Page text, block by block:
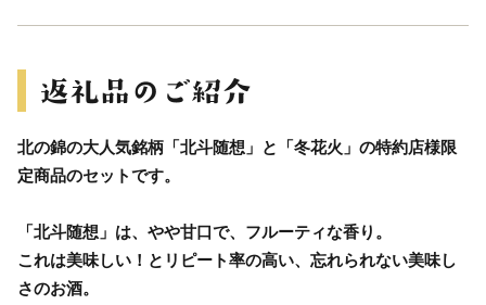
北の錦の大人気銘柄「北斗随想」と「冬花火」の特約店様限
定商品のセットです。
「北斗随想」は、やや甘口で、フルーティな香り。
これは美味しい！とリピート率の高い、忘れられない美味し
さのお酒。